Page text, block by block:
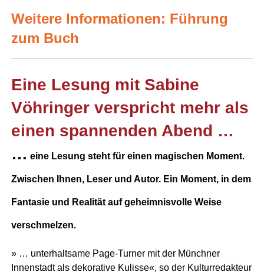
Weitere Informationen: Führung
zum Buch
Eine Lesung mit Sabine
Vöhringer verspricht mehr als
einen spannenden Abend …
… eine Lesung steht für einen magischen Moment.
Zwischen Ihnen, Leser und Autor. Ein Moment, in dem
Fantasie und Realität auf geheimnisvolle Weise
verschmelzen.
» … unterhaltsame Page-Turner mit der Münchner
Innenstadt als dekorative Kulisse«, so der Kulturredakteur